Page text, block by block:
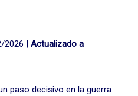
2026 | Actualizado a
paso decisivo en la guerra